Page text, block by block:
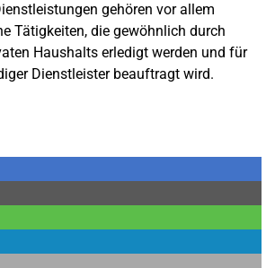
gehören vor allem
Tätigkeiten, die gewöhnlich durch
Haushalts erledigt werden und für
Dienstleister beauftragt wird.